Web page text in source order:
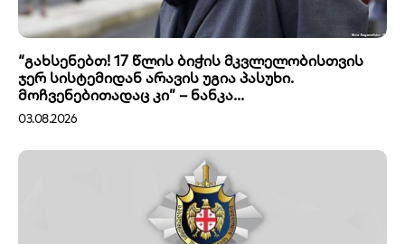
“გახსენებთ! 17 წლის ბიჭის მკვლელობისთვის
ჯერ სისტემიდან არავის უგია პასუხი.
მოჩვენებითადაც კი” – ნანკა...
03.08.2026